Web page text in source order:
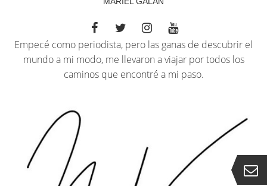
Empecé como periodista, pero las ganas de descubrir el
mundo a mi modo, me llevaron a viajar por todos los
caminos que encontré a mi paso.